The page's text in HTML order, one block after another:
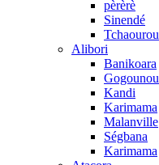
pèrèrè
Sinendé
Tchaourou
Alibori
Banikoara
Gogounou
Kandi
Karimama
Malanville
Ségbana
Karimama